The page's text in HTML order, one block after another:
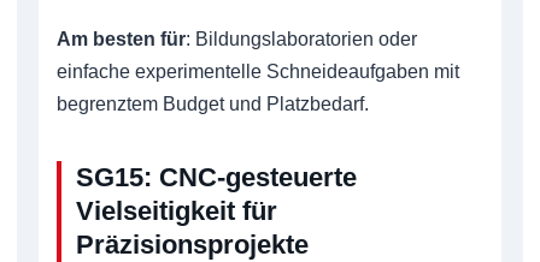
Am besten für: Bildungslaboratorien oder
einfache experimentelle Schneideaufgaben mit
begrenztem Budget und Platzbedarf.
SG15: CNC-gesteuerte
Vielseitigkeit für
Präzisionsprojekte